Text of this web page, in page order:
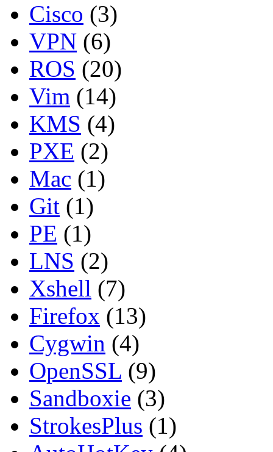
Cisco (3)
VPN (6)
ROS (20)
Vim (14)
KMS (4)
PXE (2)
Mac (1)
Git (1)
PE (1)
LNS (2)
Xshell (7)
Firefox (13)
Cygwin (4)
OpenSSL (9)
Sandboxie (3)
StrokesPlus (1)